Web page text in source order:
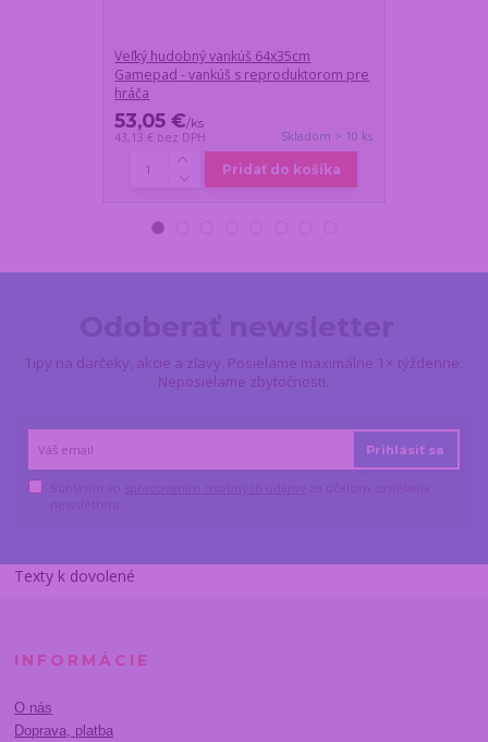
Veľký hudobný vankúš 64x35cm
Gamepad - vankúš s reproduktorom pre
hráča
53,05 €/ks
43,13 € bez DPH Skladom > 10 ks
Pridať do košíka
Tipy na darčeky, akcie a zľavy. Posielame maximálne 1× týždenne.
Neposielame zbytočnosti.
Prihlásiť sa
Texty k dovolené
INFORMÁCIE
O nás
Doprava, platba